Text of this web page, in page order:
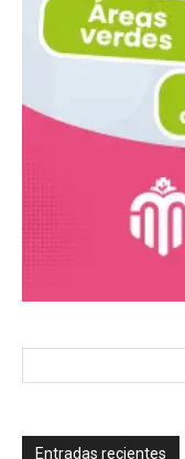
Entradas recientes